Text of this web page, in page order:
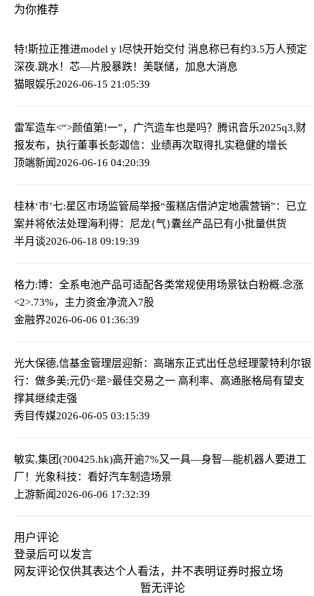
为你推荐
特!斯拉正推进model y l尽快开始交付 消息称已有约3.5万人预定
深夜.跳水！芯—片股暴跌！美联储，加息大消息
猫眼娱乐2026-06-15 21:05:39
雷军造车<“>颜值第!一”，广汽造车也是吗？ 腾讯音乐2025q3,财
报发布，执行董事长彭迦信：业绩再次取得扎实稳健的增长
顶端新闻2026-06-16 04:20:39
桂林‘市’七:星区市场监管局举报“蛋糕店借泸定地震营销”：已立
案并将依法处理海利得：尼龙{气}囊丝产品已有小批量供货
半月谈2026-06-18 09:19:39
格力:博：全系电池产品可适配各类常规使用场景钛白粉概.念涨
<2>.73%，主力资金净流入7股
金融界2026-06-06 01:36:39
光大保德,信基金管理层迎新：高瑞东正式出任总经理蒙特利尔银
行：做多美;元仍<是>最佳交易之一 高利率、高通胀格局有望支
撑其继续走强
秀目传媒2026-06-05 03:15:39
敏实,集团(?00425.hk)高开逾7%又一具—身智—能机器人要进工
厂！光象科技：看好汽车制造场景
上游新闻2026-06-06 17:32:39
用户评论
登录后可以发言
网友评论仅供其表达个人看法，并不表明证券时报立场
暂无评论